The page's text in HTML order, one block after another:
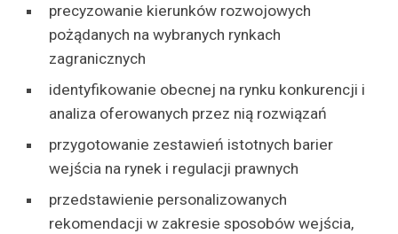
precyzowanie kierunków rozwojowych
pożądanych na wybranych rynkach
zagranicznych
identyfikowanie obecnej na rynku konkurencji i
analiza oferowanych przez nią rozwiązań
przygotowanie zestawień istotnych barier
wejścia na rynek i regulacji prawnych
przedstawienie personalizowanych
rekomendacji w zakresie sposobów wejścia,